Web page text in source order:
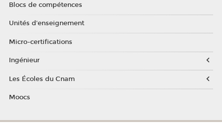
Blocs de compétences
Unités d'enseignement
Micro-certifications
Ingénieur
Les Écoles du Cnam
Moocs